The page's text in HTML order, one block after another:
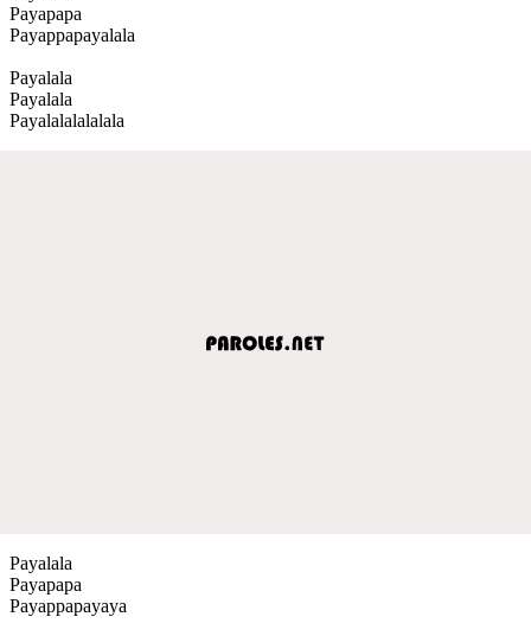
Payapapa
Payappapayalala
Payalala
Payalala
Payalalalalalala
Payalala
Payapapa
Payappapayaya